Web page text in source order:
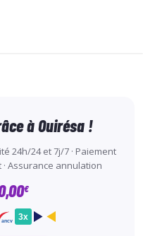
à Ouirésa !
24h/24 et 7j/7 · Paiement
· Assurance annulation
€
ancv 3x